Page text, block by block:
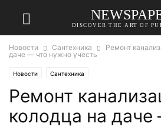
DISCOVER THE ART OF
Новости Сантехника
Ремонт
даче — что нужно учесть
Новости Сантехника
Ремонт
колодца на даче